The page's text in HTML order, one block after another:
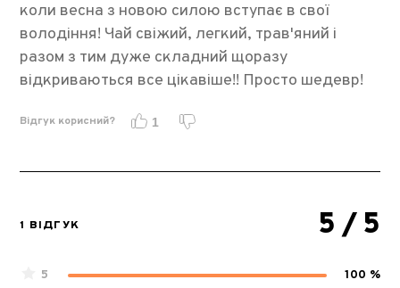
коли весна з новою силою вступає в свої
володіння! Чай свіжий, легкий, трав'яний і
разом з тим дуже складний щоразу
відкриваються все цікавіше!! Просто шедевр!
Відгук корисний? 1
1 ВІДГУК 5 / 5
5
100 %